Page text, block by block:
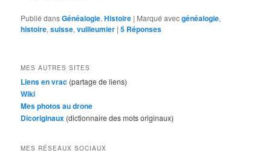
Publié dansGénéalogie,Histoire | Marqué avecgénéalogie,
histoire,suisse,vuilleumier |5 Réponses
MES AUTRES SITES
Liens en vrac (partage de liens)
Wiki
Mes photos au drone
Dicoriginaux (dictionnaire des mots originaux)
MES RÉSEAUX SOCIAUX